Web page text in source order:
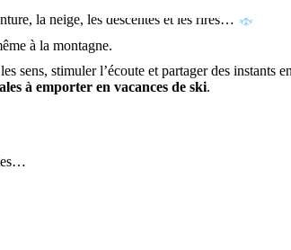
la neige, les descentes et les rires…
à la montagne.
sens, stimuler l’écoute et partager des instants en
à emporter en vacances de ski.